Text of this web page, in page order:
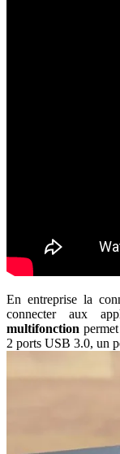
En entreprise la
connecter aux
multifonction
2 ports USB 3.0, un